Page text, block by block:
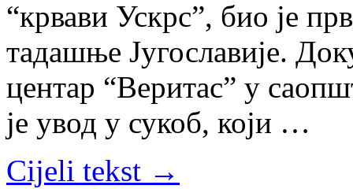
“крвави Ускрс”, био је
тадашње Југославије.
центар “Веритас” у
је увод у сукоб, који …
Cijeli tekst →